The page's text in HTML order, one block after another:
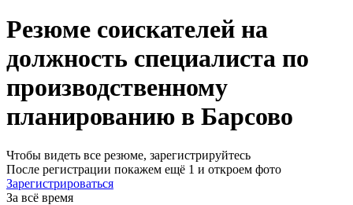
Резюме соискателей на
должность специалиста по
производственному
планированию в Барсово
Чтобы видеть все резюме, зарегистрируйтесь
После регистрации покажем ещё 1 и откроем фото
Зарегистрироваться
За всё время